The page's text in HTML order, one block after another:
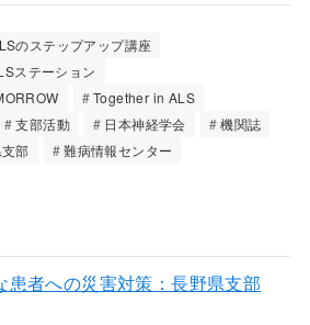
のステップアップ講座
ステーション
Together in ALS
支部活動 日本神経学会
機関誌
部 難病情報センター
患者への災害対策：長野県支部